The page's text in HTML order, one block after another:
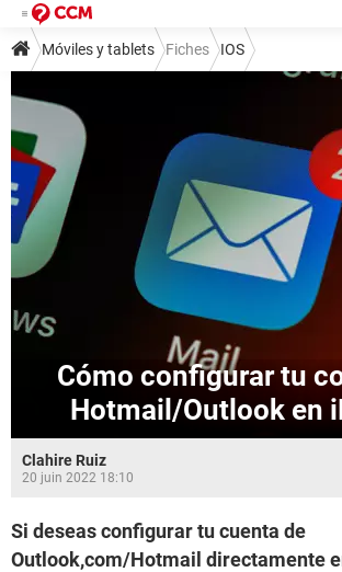
Móviles y tablets Fiches IOS
Cómo configurar tu
Hotmail/Outlook en
Clahire Ruiz
20 juin 2022 18:10
Si deseas configurar tu cuenta de
Outlook,com/Hotmail directamente